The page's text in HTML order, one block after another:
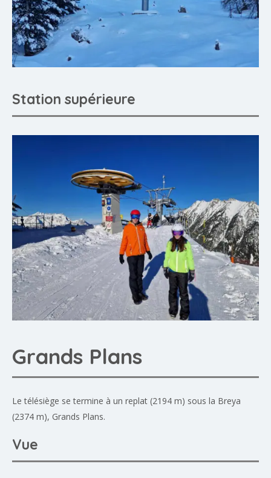
Station supérieure
Grands Plans
Le télésiège se termine à un replat (2194 m) sous la Breya
(2374 m), Grands Plans.
Vue